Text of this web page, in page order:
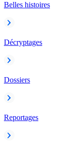
Belles histoires
Décryptages
Dossiers
Reportages